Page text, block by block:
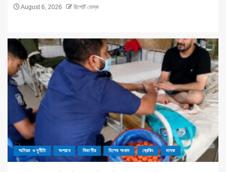
August 6, 2026 রিপোর্ট ডেস্ক
অনিয়ম ও দূর্নীতি অপরাধ বিভাগীয় বিশেষ সংবাদ ব্রেকিং মাদক